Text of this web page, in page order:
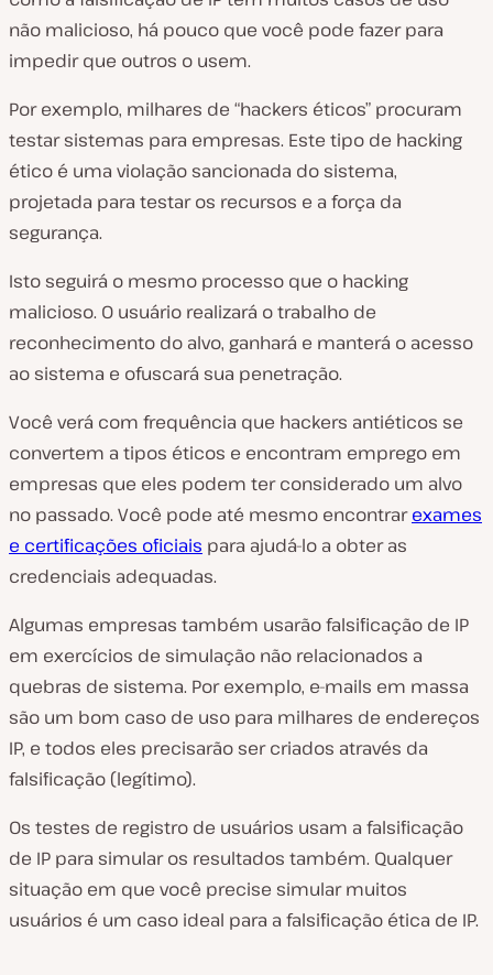
não malicioso, há pouco que você pode fazer para
impedir que outros o usem.
Por exemplo, milhares de “hackers éticos” procuram
testar sistemas para empresas. Este tipo de hacking
ético é uma violação sancionada do sistema,
projetada para testar os recursos e a força da
segurança.
Isto seguirá o mesmo processo que o hacking
malicioso. O usuário realizará o trabalho de
reconhecimento do alvo, ganhará e manterá o acesso
ao sistema e ofuscará sua penetração.
Você verá com frequência que hackers antiéticos se
convertem a tipos éticos e encontram emprego em
empresas que eles podem ter considerado um alvo
no passado. Você pode até mesmo encontrarexames
e certificações oficiais para ajudá-lo a obter as
credenciais adequadas.
Algumas empresas também usarão falsificação de IP
em exercícios de simulação não relacionados a
quebras de sistema. Por exemplo, e-mails em massa
são um bom caso de uso para milhares de endereços
IP, e todos eles precisarão ser criados através da
falsificação (legítimo).
Os testes de registro de usuários usam a falsificação
de IP para simular os resultados também. Qualquer
situação em que você precise simular muitos
usuários é um caso ideal para a falsificação ética de IP.